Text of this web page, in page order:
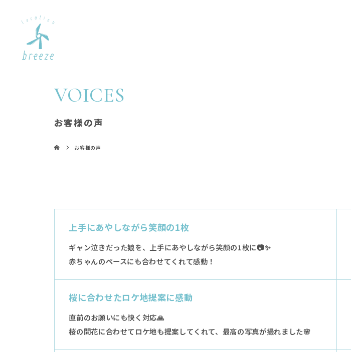
VOICES
お客様の声
お客様の声
上手にあやしながら笑顔の1枚
ギャン泣きだった娘を、上手にあやしながら笑顔の1枚に📷✨
赤ちゃんのペースにも合わせてくれて感動！
桜に合わせたロケ地提案に感動
直前のお願いにも快く対応🙏
桜の開花に合わせてロケ地も提案してくれて、最高の写真が撮れました🌸